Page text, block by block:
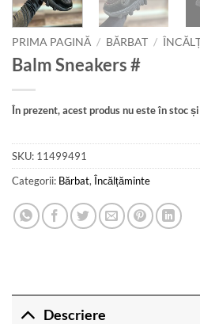
PRIMA PAGINĂ / BĂRBAT /
Balm Sneakers #
În prezent, acest produs nu este în stoc
SKU: 11499491
Categorii: Bărbat, Încălțăminte
Descriere